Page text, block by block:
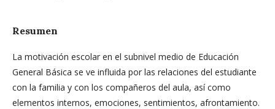
Resumen
La motivación escolar en el subnivel medio de Educación
General Básica se ve influida por las relaciones del estudiante
con la familia y con los compañeros del aula, así como
elementos internos, emociones, sentimientos, afrontamiento.